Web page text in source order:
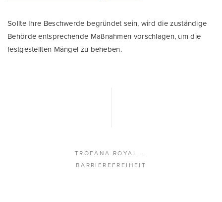
Sollte Ihre Beschwerde begründet sein, wird die zuständige
Behörde entsprechende Maßnahmen vorschlagen, um die
festgestellten Mängel zu beheben.
TROFANA ROYAL –
BARRIEREFREIHEIT